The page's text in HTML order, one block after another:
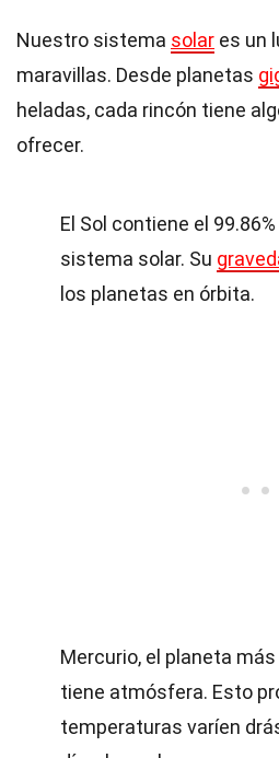
Nuestro sistema solar es un
maravillas. Desde planetas
heladas, cada rincón tiene
ofrecer.
El Sol contiene el
sistema solar. Su
los planetas en órbita.
Mercurio, el planeta
tiene atmósfera. Esto
temperaturas varíen